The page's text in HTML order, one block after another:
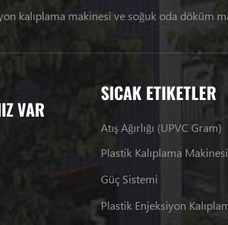
kalıplama makinesi ve soğuk oda döküm
VAR
SICAK ETIKETLER
Atış Ağırlığı (UPVC Gram)
Plastik Kalıplama Makinesi
Güç Sistemi